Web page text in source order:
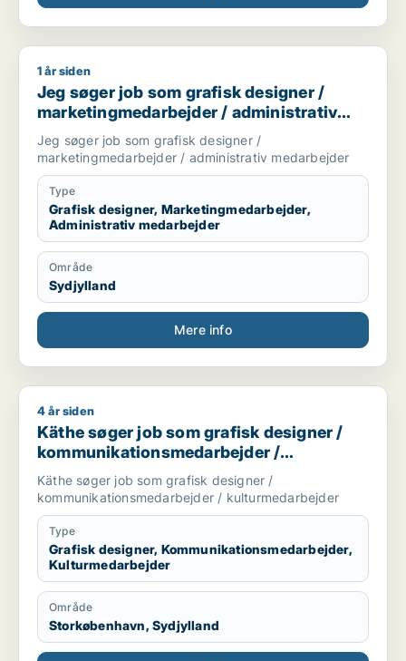
Jeg søger job som grafisk designer /
1 år siden
Jeg søger job som grafisk designer /
marketingmedarbejder / administrativ
medarbejder
Jeg søger job som grafisk designer /
marketingmedarbejder / administrativ medarbejder
Type
Grafisk designer, Marketingmedarbejder,
Administrativ medarbejder
Område
Sydjylland
Mere info
Käthe søger job som grafisk designer /
4 år siden
Käthe søger job som grafisk designer /
kommunikationsmedarbejder /
kulturmedarbejder
Käthe søger job som grafisk designer /
kommunikationsmedarbejder / kulturmedarbejder
Type
Grafisk designer, Kommunikationsmedarbejder,
Kulturmedarbejder
Område
Storkøbenhavn, Sydjylland